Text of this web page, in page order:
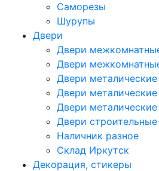
Саморезы
Шурупы
Двери
Двери
Двери
Двери
Двери
Двери
Двери строительные
Наличник разное
Склад Иркутск
Декорация, стикеры